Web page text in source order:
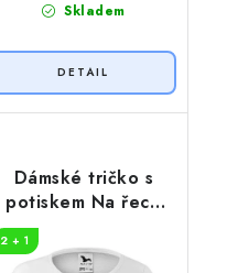
Skladem
Dámské tričko s
potiskem Na řece
dlouhý rukáv
2 + 1